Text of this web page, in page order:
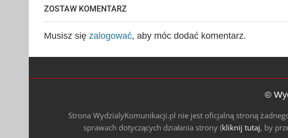
ZOSTAW KOMENTARZ
Musisz się zalogować, aby móc dodać komentarz.
©
Strona WydzialyKomunikacji.pl nie jest oficjalną stroną
sprawach dotyczących działania strony (kliknij tutaj, by